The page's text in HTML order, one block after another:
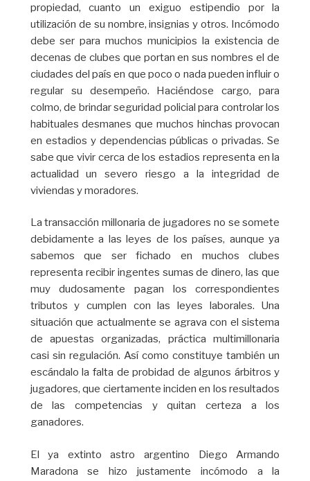
propiedad, cuanto un exiguo estipendio por la
utilización de su nombre, insignias y otros. Incómodo
debe ser para muchos municipios la existencia de
decenas de clubes que portan en sus nombres el de
ciudades del país en que poco o nada pueden influir o
regular su desempeño. Haciéndose cargo, para
colmo, de brindar seguridad policial para controlar los
habituales desmanes que muchos hinchas provocan
en estadios y dependencias públicas o privadas. Se
sabe que vivir cerca de los estadios representa en la
actualidad un severo riesgo a la integridad de
viviendas y moradores.
La transacción millonaria de jugadores no se somete
debidamente a las leyes de los países, aunque ya
sabemos que ser fichado en muchos clubes
representa recibir ingentes sumas de dinero, las que
muy dudosamente pagan los correspondientes
tributos y cumplen con las leyes laborales. Una
situación que actualmente se agrava con el sistema
de apuestas organizadas, práctica multimillonaria
casi sin regulación. Así como constituye también un
escándalo la falta de probidad de algunos árbitros y
jugadores, que ciertamente inciden en los resultados
de las competencias y quitan certeza a los
ganadores.
El ya extinto astro argentino Diego Armando
Maradona se hizo justamente incómodo a la